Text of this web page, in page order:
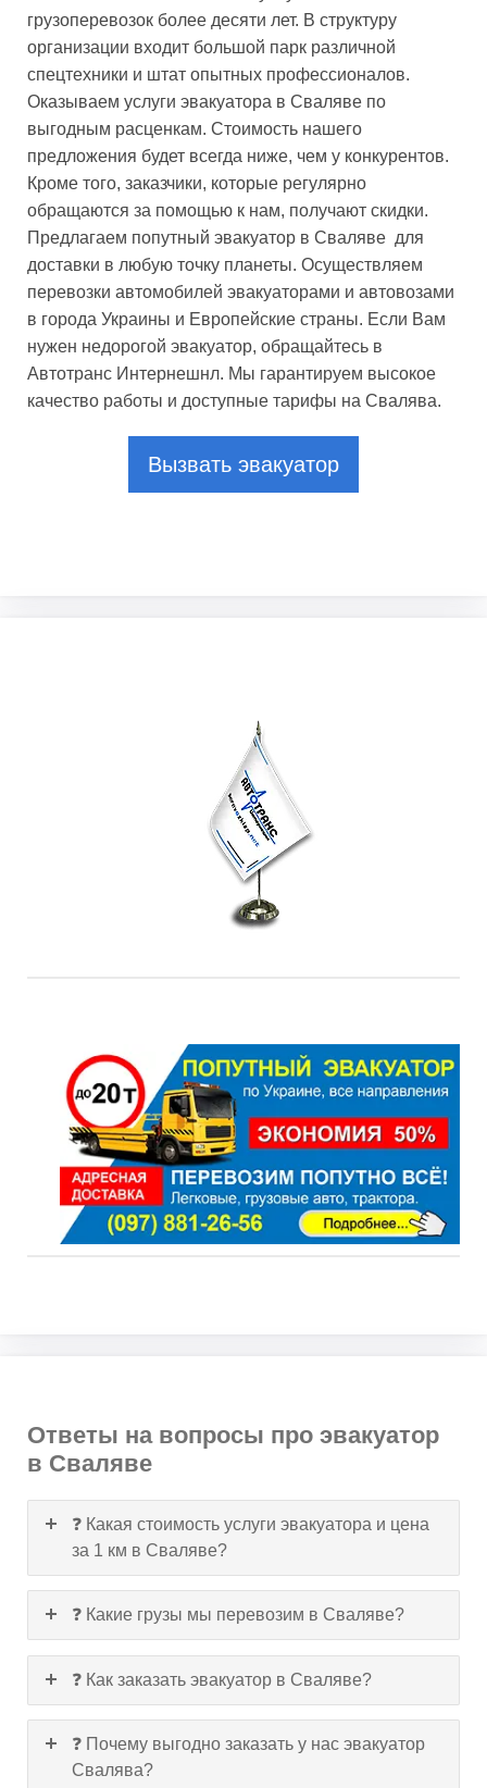
грузоперевозок более десяти лет. В структуру
организации входит большой парк различной
спецтехники и штат опытных профессионалов.
Оказываем услуги эвакуатора в Сваляве по
выгодным расценкам. Стоимость нашего
предложения будет всегда ниже, чем у конкурентов.
Кроме того, заказчики, которые регулярно
обращаются за помощью к нам, получают скидки.
Предлагаем попутный эвакуатор в Сваляве для
доставки в любую точку планеты. Осуществляем
перевозки автомобилей эвакуаторами и автовозами
в города Украины и Европейские страны. Если Вам
нужен недорогой эвакуатор, обращайтесь в
Автотранс Интернешнл. Мы гарантируем высокое
качество работы и доступные тарифы на Свалява.
Вызвать эвакуатор
Ответы на вопросы про эвакуатор
в Сваляве
❓ Какая стоимость услуги эвакуатора и цена
за 1 км в Сваляве?
❓ Какие грузы мы перевозим в Сваляве?
❓ Как заказать эвакуатор в Сваляве?
❓ Почему выгодно заказать у нас эвакуатор
Свалява?